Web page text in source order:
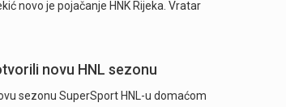
novo je pojačanje HNK Rijeka. Vratar
novu HNL sezonu
sezonu SuperSport HNL-u domaćom